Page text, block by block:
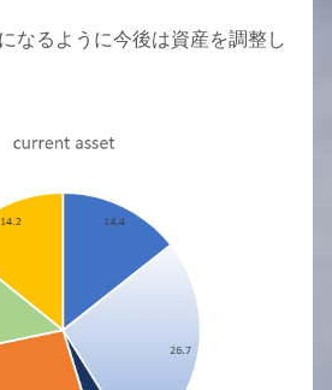
なるように今後は資産を調整し